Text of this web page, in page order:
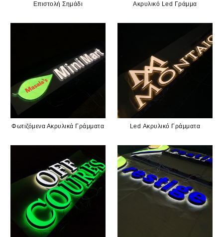
Επιστολή Σημάδι
Ακρυλικό Led Γράμμα
Φωτιζόμενα Ακρυλικά Γράμματα Led Ακρυλικό Γράμματα